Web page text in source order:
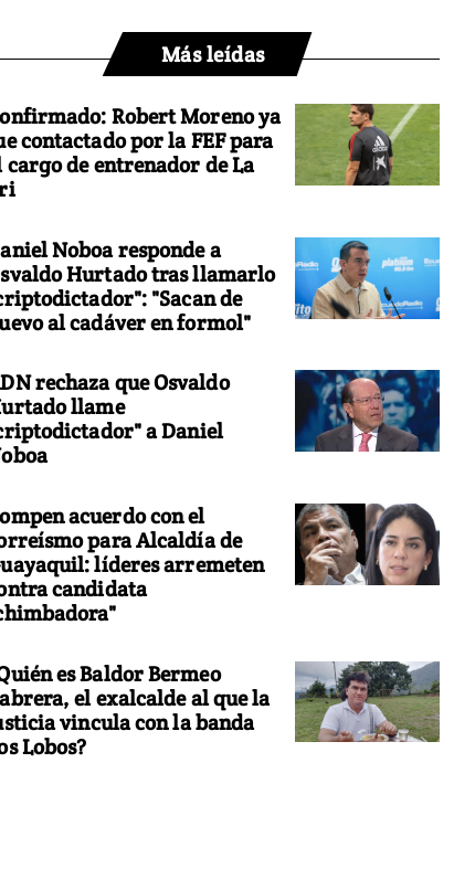
Más leídas
Robert Moreno ya
contactado por la FEF para
cargo de entrenador de La
Noboa responde a
Hurtado tras llamarlo
"Sacan de
al cadáver en formol"
rechaza que Osvaldo
llame
a Daniel
acuerdo con el
para Alcaldía de
líderes arremeten
candidata
es Baldor Bermeo
el exalcalde al que la
vincula con la banda
Lobos?